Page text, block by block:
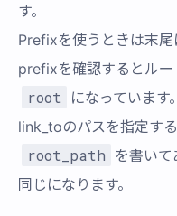
す。
Prefixを使うときは末尾
prefixを確認するとルー
root
になっています。
link_toのパスを指定する
root_path を書い
同じになります。